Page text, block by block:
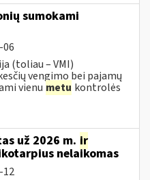
sumokami
06
(toliau – VMI)
vengimo bei pajamų
vienu metu kontrolės
už 2026 m. ir
nelaikomas
12